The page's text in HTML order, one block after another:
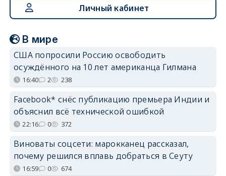
Личный кабинет
В мире
США попросили Россию освободить
осуждённого на 10 лет американца Гилмана
16:40 2 238
Facebook* снёс публикацию премьера Индии и
объяснил всё технической ошибкой
22:16 0 372
Виноваты соцсети: марокканец рассказал,
почему решился вплавь добраться в Сеуту
16:59 0 674